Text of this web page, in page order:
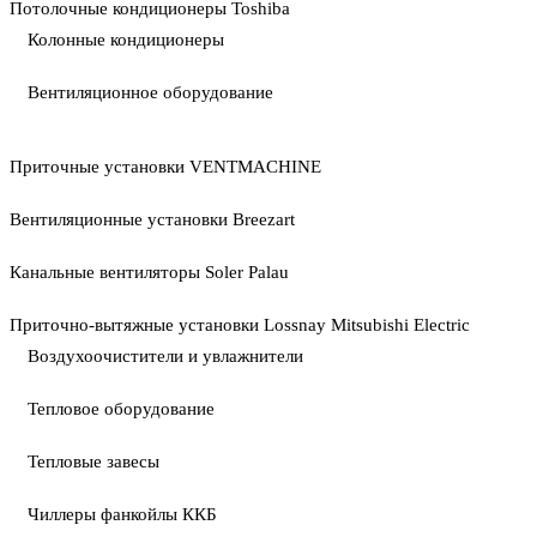
Потолочные кондиционеры Toshiba
Колонные кондиционеры
Вентиляционное оборудование
Приточные установки VENTMACHINE
Вентиляционные установки Breezart
Канальные вентиляторы Soler Palau
Приточно-вытяжные установки Lossnay Mitsubishi Electric
Воздухоочистители и увлажнители
Тепловое оборудование
Тепловые завесы
Чиллеры фанкойлы ККБ